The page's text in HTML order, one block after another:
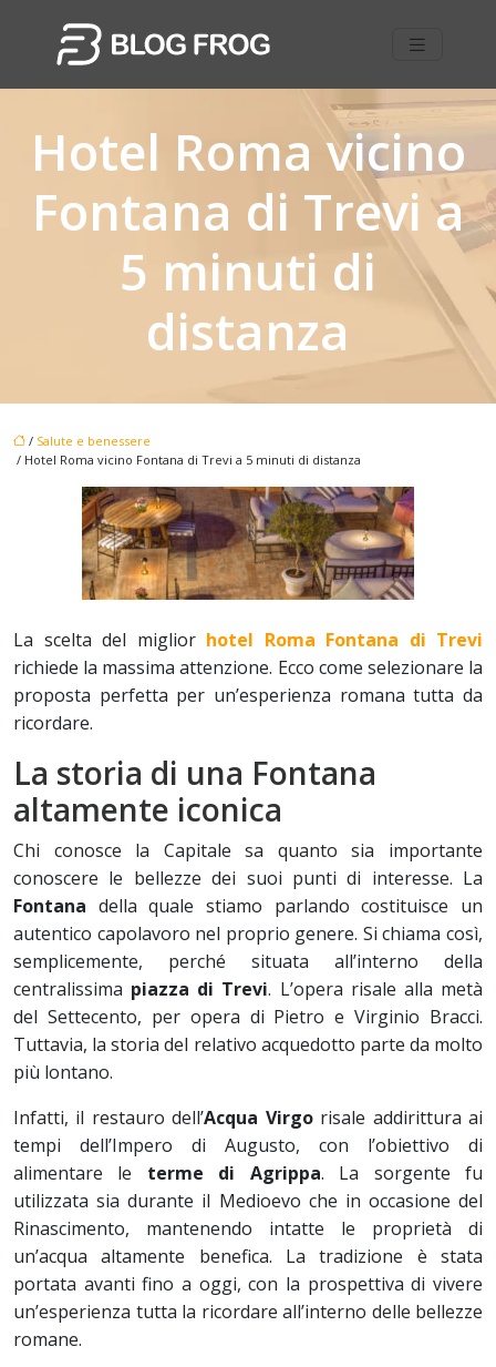
Hotel Roma vicino
Fontana di Trevi a
5 minuti di
distanza
/ Salute e benessere
/ Hotel Roma vicino Fontana di Trevi a 5 minuti di distanza
La scelta del miglior hotel Roma Fontana di Trevi
richiede la massima attenzione. Ecco come selezionare la
proposta perfetta per un’esperienza romana tutta da
ricordare.
La storia di una Fontana
altamente iconica
Chi conosce la Capitale sa quanto sia importante
conoscere le bellezze dei suoi punti di interesse. La
Fontana della quale stiamo parlando costituisce un
autentico capolavoro nel proprio genere. Si chiama così,
semplicemente, perché situata all’interno della
centralissima piazza di Trevi. L’opera risale alla metà
del Settecento, per opera di Pietro e Virginio Bracci.
Tuttavia, la storia del relativo acquedotto parte da molto
più lontano.
Infatti, il restauro dell’Acqua Virgorisale addirittura ai
tempi dell’Impero di Augusto, con l’obiettivo di
alimentare le terme di Agrippa. La sorgente fu
utilizzata sia durante il Medioevo che in occasione del
Rinascimento, mantenendo intatte le proprietà di
un’acqua altamente benefica. La tradizione è stata
portata avanti fino a oggi, con la prospettiva di vivere
un’esperienza tutta la ricordare all’interno delle bellezze
romane.